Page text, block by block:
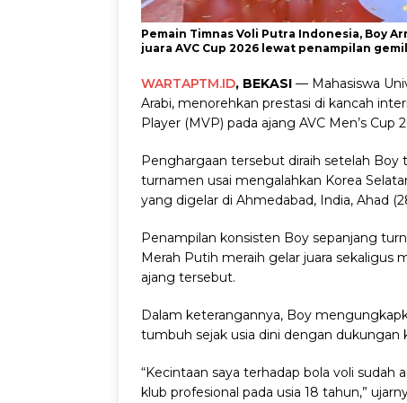
Pemain Timnas Voli Putra Indonesia, Boy
juara AVC Cup 2026 lewat penampilan
WARTAPTM.ID, BEKASI — Mahasiswa
Arabi, menorehkan prestasi di kancah
Player (MVP) pada ajang AVC Men’s Cup
Penghargaan tersebut diraih setelah
turnamen usai mengalahkan Korea
yang digelar di Ahmedabad, India, Ahad
Penampilan konsisten Boy sepanjang
Merah Putih meraih gelar juara sekaligus
ajang tersebut.
Dalam keterangannya, Boy
tumbuh sejak usia dini dengan dukungan
“Kecintaan saya terhadap bola voli sudah
klub profesional pada usia 18 tahun,”